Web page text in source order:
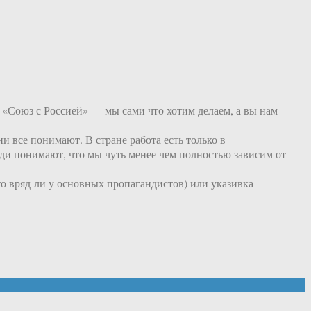
с Россией» — мы сами что хотим делаем, а вы нам
понимают. В стране работа есть только в
понимают, что мы чуть менее чем полностью зависим от
вряд-ли у основных пропагандистов) или указивка —